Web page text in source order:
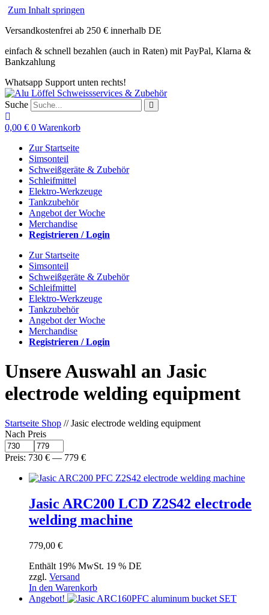
Zum Inhalt springen
Versandkostenfrei ab 250 € innerhalb DE
einfach & schnell bezahlen (auch in Raten) mit PayPal, Klarna &
Bankzahlung
Whatsapp Support unten rechts!
Suche
0,00 € 0 Warenkorb
Zur Startseite
Simsonteil
Schweißgeräte & Zubehör
Schleifmittel
Elektro-Werkzeuge
Tankzubehör
Angebot der Woche
Merchandise
Registrieren / Login
Zur Startseite
Simsonteil
Schweißgeräte & Zubehör
Schleifmittel
Elektro-Werkzeuge
Tankzubehör
Angebot der Woche
Merchandise
Registrieren / Login
Unsere Auswahl an Jasic
electrode welding equipment
Startseite Shop // Jasic electrode welding equipment
Nach Preis
Preis: 730 € — 779 €
Jasic ARC200 LCD Z2S42 electrode
welding machine
779,00 €
Enthält 19% MwSt. 19 % DE
zzgl. Versand
In den Warenkorb
Angebot!